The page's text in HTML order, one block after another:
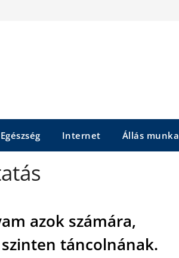
Egészség Internet Állás munka
azok számára,
táncolnának.